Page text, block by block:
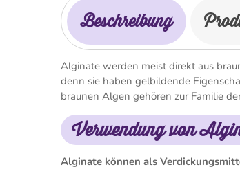
Beschreibung
Alginate werden meist direkt aus
denn sie haben gelbildende
braunen Algen gehören zur Familie
Verwendung von
Alginate können als